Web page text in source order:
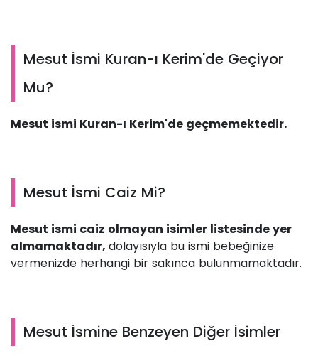
Mesut İsmi Kuran-ı Kerim'de Geçiyor
Mu?
Mesut ismi Kuran-ı Kerim'de geçmemektedir.
Mesut İsmi Caiz Mi?
Mesut ismi caiz olmayan isimler listesinde yer
almamaktadır, dolayısıyla bu ismi bebeğinize
vermenizde herhangi bir sakınca bulunmamaktadır.
Mesut İsmine Benzeyen Diğer İsimler